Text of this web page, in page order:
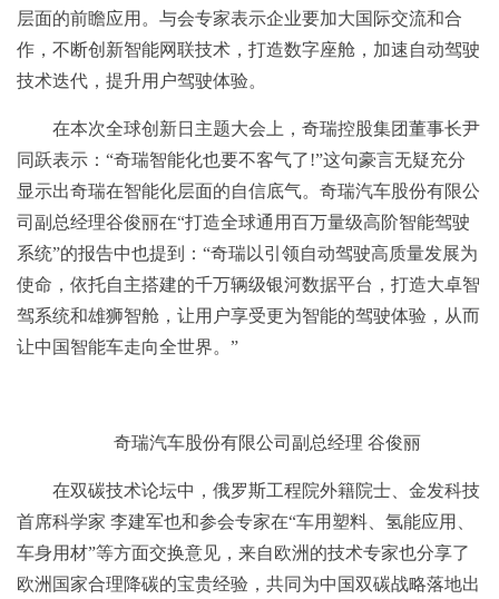
层面的前瞻应用。与会专家表示企业要加大国际交流和合
作，不断创新智能网联技术，打造数字座舱，加速自动驾驶
技术迭代，提升用户驾驶体验。
在本次全球创新日主题大会上，奇瑞控股集团董事长尹
同跃表示：“奇瑞智能化也要不客气了!”这句豪言无疑充分
显示出奇瑞在智能化层面的自信底气。奇瑞汽车股份有限公
司副总经理谷俊丽在“打造全球通用百万量级高阶智能驾驶
系统”的报告中也提到：“奇瑞以引领自动驾驶高质量发展为
使命，依托自主搭建的千万辆级银河数据平台，打造大卓智
驾系统和雄狮智舱，让用户享受更为智能的驾驶体验，从而
让中国智能车走向全世界。”
奇瑞汽车股份有限公司副总经理 谷俊丽
在双碳技术论坛中，俄罗斯工程院外籍院士、金发科技
首席科学家 李建军也和参会专家在“车用塑料、氢能应用、
车身用材”等方面交换意见，来自欧洲的技术专家也分享了
欧洲国家合理降碳的宝贵经验，共同为中国双碳战略落地出